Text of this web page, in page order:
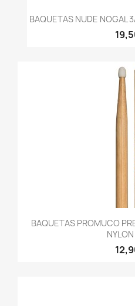
BAQUETAS NUDE NOGAL
BAQUETAS PROMUCO